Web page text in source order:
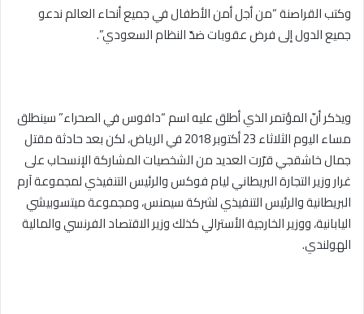
وكتب القراصنة “من أجل أمن الأطفال في جميع أنحاء العالم ندعو
جميع الدول إلى فرض عقوبات ضدّ النظام السعودي”.
ويذكر أنّ المؤتمر الذي أطلق عليه اسم “دافوس في الصحراء” سينطلق
مساء اليوم الثلاثاء 23 أكتوبر 2018 في الرياض، لكن بعد حادثة مقتل
جمال خاشقجي قرّرت العديد من الشخصيات المشاركة الإنسحاب على
غرار وزير التجارة البريطاني ليام فوكس والرئيس التنفيذي لمجموعة آرم
البريطانية والرئيس التنفيذي لشركة سيمنس، ومجموعة ميتسوبيشي
اليابانية، ووزير الخارجية الأسترالي كذلك وزير الاقتصاد الفرنسي والمالية
الهولندي.